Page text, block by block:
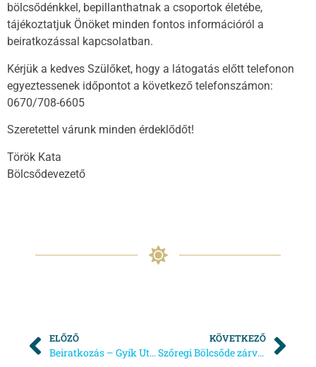
bölcsődénkkel, bepillanthatnak a csoportok életébe,
tájékoztatjuk Önöket minden fontos információról a
beiratkozással kapcsolatban.
Kérjük a kedves Szülőket, hogy a látogatás előtt telefonon
egyeztessenek időpontot a következő telefonszámon:
0670/708-6605
Szeretettel várunk minden érdeklődőt!
Török Kata
Bölcsődevezető
ELŐZŐ
Beiratkozás – Gyík Utcai Bölcsőde
KÖVETKEZŐ
Szőregi Bölcsőde zárvatartás 2025